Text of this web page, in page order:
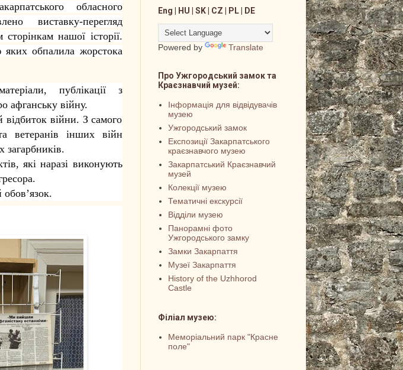
обласного
виставку-перегляд
нашої історії.
обпалила жорстока
публікації з
афганську війну.
відбиток війни. З самого
ветеранів інших війн
загарбників.
які наразі виконують
Eng | HU | SK | CZ | PL | DE
Powered by Translate
Про Ужгородський замок та
Краєзнавчий музей:
Інформація для відвідувачів
музею
Ужгородський замок
Експозиції Закарпатського
краєзнавчого музею
Закарпатський Краєзнавчий
музей
Колекції музею
Тематичні екскурсії
Відділи музею
Панорамні фото
Ужгородського замку
Замки Закарпаття
Музеї Закарпаття
History of the Uzhhorod
Castle
Філіал музею:
Меморіальний парк "Красне
поле"